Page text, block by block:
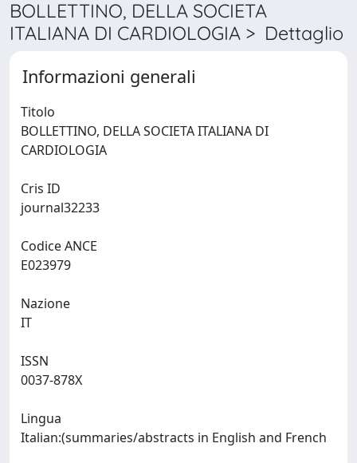
BOLLETTINO, DELLA SOCIETA
ITALIANA DI CARDIOLOGIA > Dettaglio
Informazioni generali
Titolo
BOLLETTINO, DELLA SOCIETA ITALIANA DI
Cris ID
Codice ANCE
Nazione
ISSN
Lingua